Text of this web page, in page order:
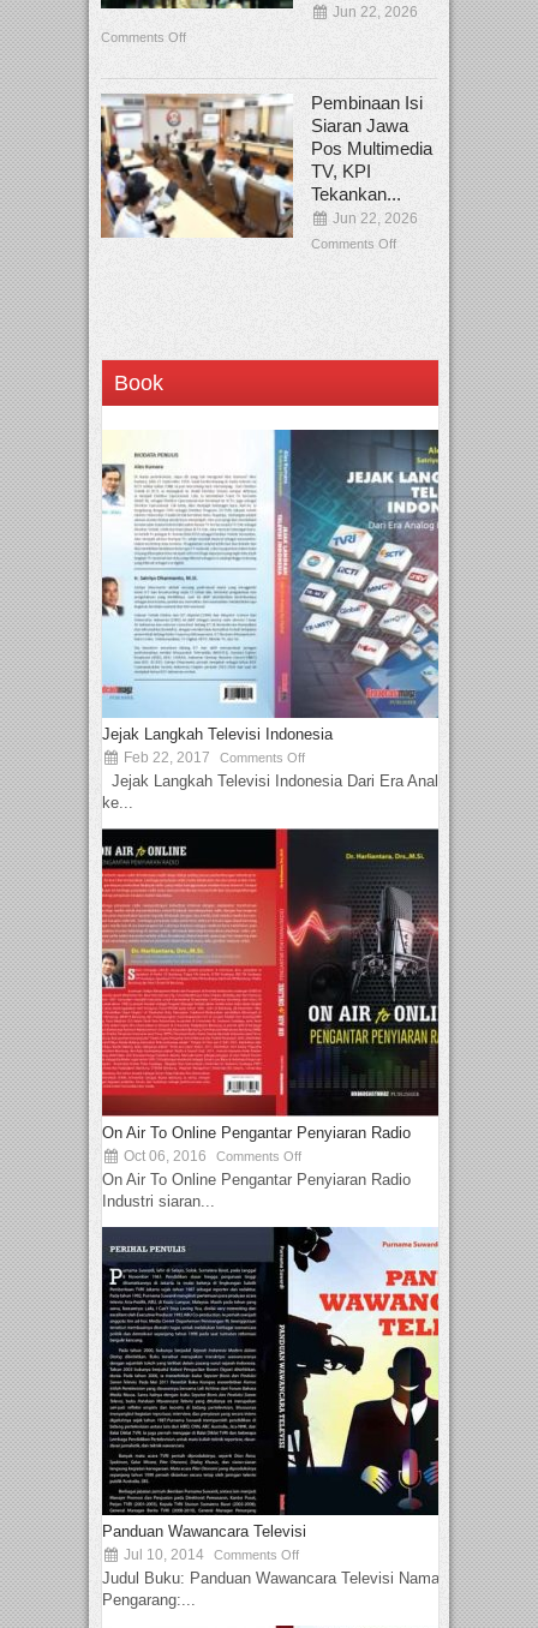
Jun 22, 2026
Comments Off
Pembinaan Isi
Siaran Jawa
Pos Multimedia
TV, KPI
Tekankan...
Jun 22, 2026
Comments Off
Book
Jejak Langkah Televisi Indonesia
Feb 22, 2017 Comments Off
Jejak Langkah Televisi Indonesia Dari Era Analog
ke...
On Air To Online Pengantar Penyiaran Radio
Oct 06, 2016 Comments Off
On Air To Online Pengantar Penyiaran Radio
Industri siaran...
Panduan Wawancara Televisi
Jul 10, 2014 Comments Off
Judul Buku: Panduan Wawancara Televisi Nama
Pengarang:...